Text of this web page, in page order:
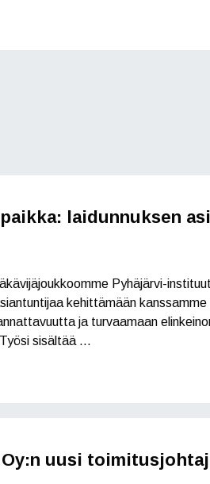
laidunnuksen
Pyhäjärvi-
kehittämään
ja turvaamaan
sisältää …
uusi